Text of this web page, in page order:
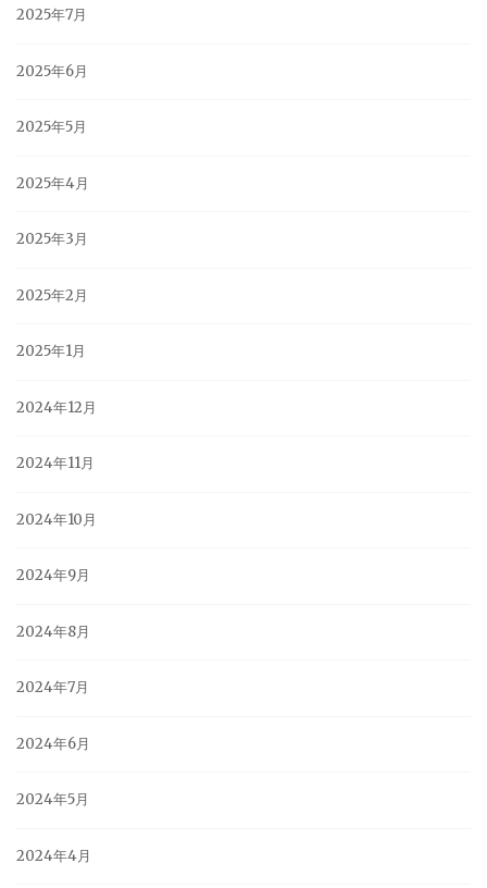
2025年7月
2025年6月
2025年5月
2025年4月
2025年3月
2025年2月
2025年1月
2024年12月
2024年11月
2024年10月
2024年9月
2024年8月
2024年7月
2024年6月
2024年5月
2024年4月